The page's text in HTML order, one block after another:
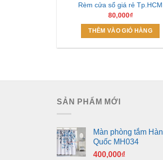
Rèm cửa sổ giá rẻ Tp.HCM
80,000₫
THÊM VÀO GIỎ HÀNG
SẢN PHẨM MỚI
Màn phòng tắm Hàn
Quốc MH034
400,000₫